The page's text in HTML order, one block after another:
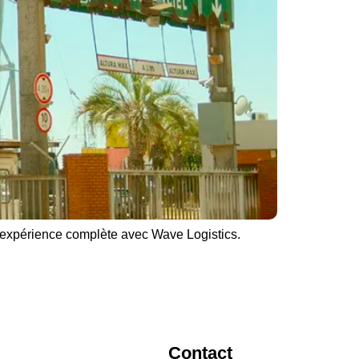
complète avec Wave Logistics.
Contact